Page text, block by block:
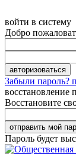
войти в систему
Добро
Забыли пароль?
восстановление
Восстановите
Пароль будет